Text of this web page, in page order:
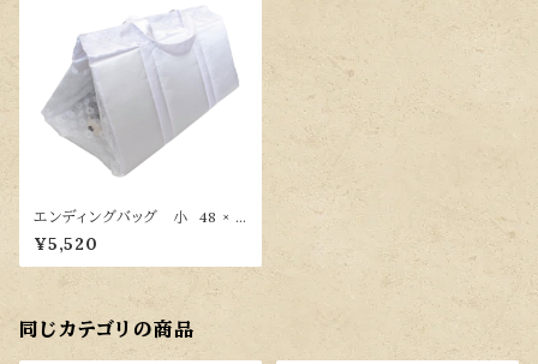
エンディングバッグ 小 48 × 2
6cm
¥5,520
同じカテゴリの商品